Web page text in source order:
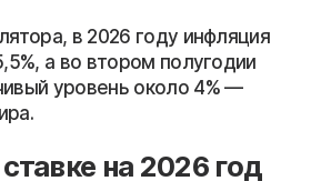
в 2026 году инфляция
а во втором полугодии
уровень около 4% —
на 2026 год